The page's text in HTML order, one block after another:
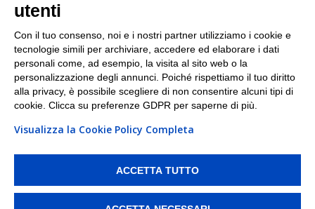
I nostri punti di ritiro e spedizione pacchi nelle
maggiori città italiane
Torino|Milano|Roma|Bologna|Firenze| Genova
Napoli|Varese
PI/CF/N°Iscr.: 10821360012 | REA: RM 1494760 | Cap.Soc.: 50.000€ |
Whistleblowing|Privacy |Preferenze Cookies
ritirare i tuoi acquisti online e spedire i tuoi pacchi.
utenti
Con il tuo consenso, noi e i nostri partner utilizziamo i cookie e
tecnologie simili per archiviare, accedere ed elaborare i dati
personali come, ad esempio, la visita al sito web o la
personalizzazione degli annunci. Poiché rispettiamo il tuo diritto
alla privacy, è possibile scegliere di non consentire alcuni tipi di
cookie. Clicca su preferenze GDPR per saperne di più.
Visualizza la Cookie Policy Completa
ACCETTA TUTTO